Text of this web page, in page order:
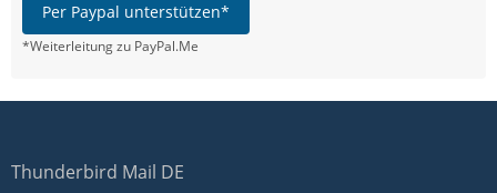
Per Paypal unterstützen*
*Weiterleitung zu PayPal.Me
Thunderbird Mail DE